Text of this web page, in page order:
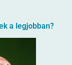
a legjobban?